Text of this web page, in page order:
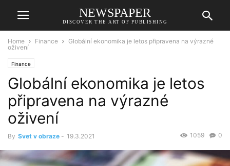
NEWSPAPER
DISCOVER THE ART OF PUBLISHING
Home Finance
Globální ekonomika je letos připravena na výrazné
oživení
Finance
Globální ekonomika je letos
připravena na výrazné
oživení
By Svet v obraze - 19.3.2021 0
1059